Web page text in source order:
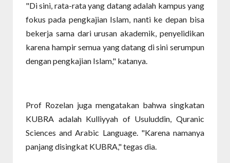
"Di sini, rata-rata yang datang adalah kampus yang
fokus pada pengkajian Islam, nanti ke depan bisa
bekerja sama dari urusan akademik, penyelidikan
karena hampir semua yang datang di sini serumpun
dengan pengkajian Islam," katanya.
Prof Rozelan juga mengatakan bahwa singkatan
KUBRA adalah Kulliyyah of Usuluddin, Quranic
Sciences and Arabic Language. "Karena namanya
panjang disingkat KUBRA," tegas dia.